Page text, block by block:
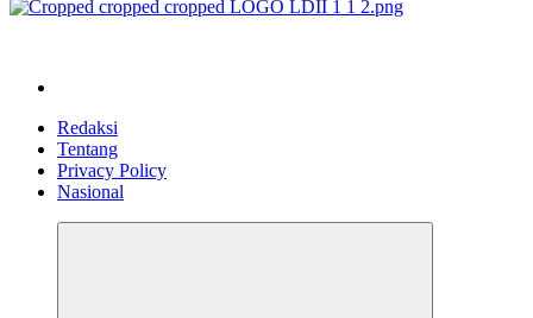
Redaksi
Tentang
Privacy Policy
Nasional